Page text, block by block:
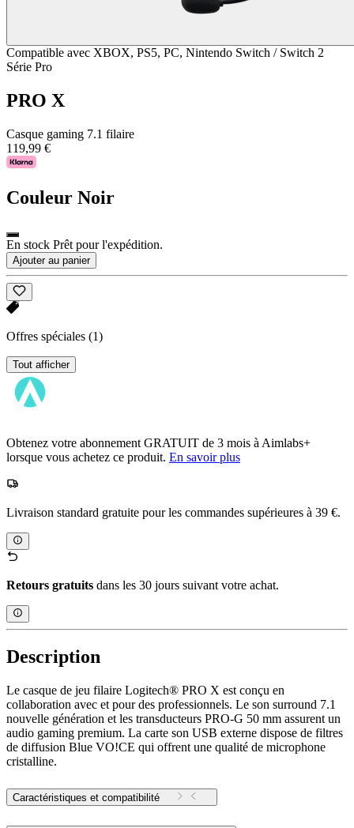
Compatible avec XBOX, PS5, PC, Nintendo Switch / Switch 2
Série Pro
PRO X
Casque gaming 7.1 filaire
119,99 €
Couleur Noir
En stock Prêt pour l'expédition.
Ajouter au panier
Offres spéciales (1)
Tout afficher
Obtenez votre abonnement GRATUIT de 3 mois à Aimlabs+
lorsque vous achetez ce produit. En savoir plus
Livraison standard gratuite pour les commandes supérieures à 39 €.
Retours gratuits dans les 30 jours suivant votre achat.
Description
Le casque de jeu filaire Logitech® PRO X est conçu en
collaboration avec et pour des professionnels. Le son surround 7.1
nouvelle génération et les transducteurs PRO-G 50 mm assurent un
audio gaming premium. La carte son USB externe dispose de filtres
de diffusion Blue VO!CE qui offrent une qualité de microphone
cristalline.
Caractéristiques et compatibilité